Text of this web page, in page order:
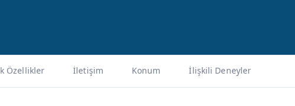
Özellikler İletişim Konum İlişkili Deneyler